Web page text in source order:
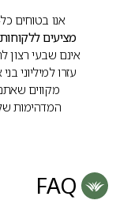
אנו בטוחים
מציעים
אינם שבעי רצון
מקווים
המדהימות
FAQ